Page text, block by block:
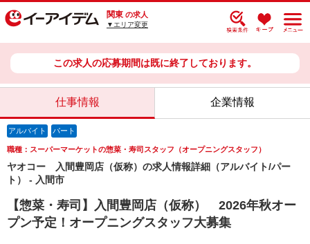
関東 の求人
▼エリア変更
この求人の応募期間は既に終了しております。
仕事情報 企業情報
アルバイト パート
職種：スーパーマーケットの惣菜・寿司スタッフ（オープニングスタッフ）
ヤオコー 入間豊岡店（仮称）の求人情報詳細（アルバイト/パー
ト） - 入間市
【惣菜・寿司】入間豊岡店（仮称） 2026年秋オー
プン予定！オープニングスタッフ大募集